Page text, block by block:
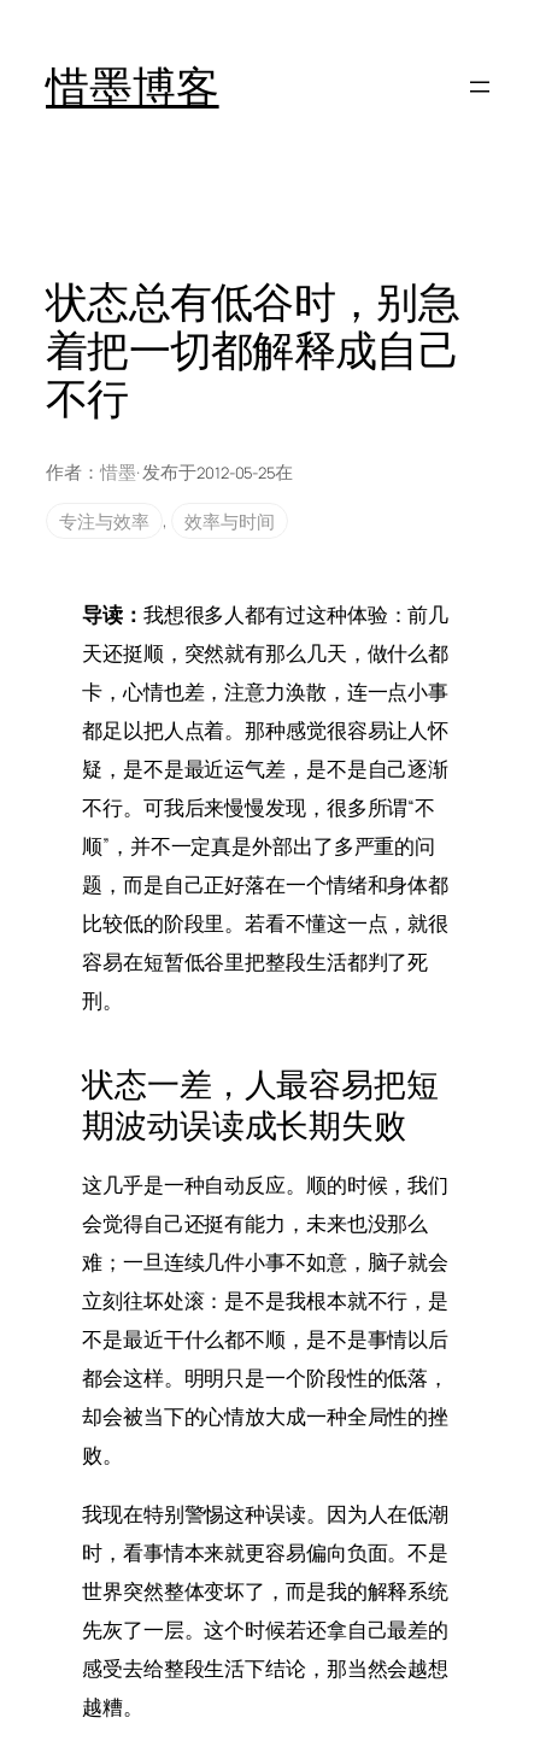
惜墨博客
状态总有低谷时，别急
着把一切都解释成自己
不行
作者： 惜墨· 发布于2012-05-25在
专注与效率
, 效率与时间
导读： 我想很多人都有过这种体验：前几
天还挺顺，突然就有那么几天，做什么都
卡，心情也差，注意力涣散，连一点小事
都足以把人点着。那种感觉很容易让人怀
疑，是不是最近运气差，是不是自己逐渐
不行。可我后来慢慢发现，很多所谓“不
顺”，并不一定真是外部出了多严重的问
题，而是自己正好落在一个情绪和身体都
比较低的阶段里。若看不懂这一点，就很
容易在短暂低谷里把整段生活都判了死
刑。
状态一差，人最容易把短
期波动误读成长期失败
这几乎是一种自动反应。顺的时候，我们
会觉得自己还挺有能力，未来也没那么
难；一旦连续几件小事不如意，脑子就会
立刻往坏处滚：是不是我根本就不行，是
不是最近干什么都不顺，是不是事情以后
都会这样。明明只是一个阶段性的低落，
却会被当下的心情放大成一种全局性的挫
败。
我现在特别警惕这种误读。因为人在低潮
时，看事情本来就更容易偏向负面。不是
世界突然整体变坏了，而是我的解释系统
先灰了一层。这个时候若还拿自己最差的
感受去给整段生活下结论，那当然会越想
越糟。